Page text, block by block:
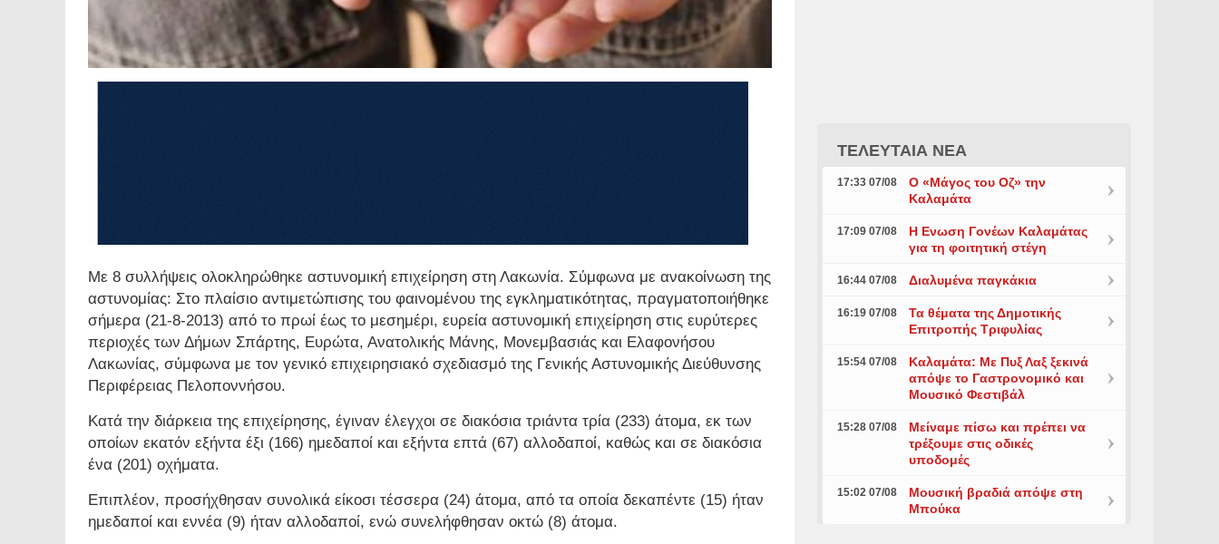
Με 8 συλλήψεις ολοκληρώθηκε αστυνομική επιχείρηση στη Λακωνία. Σύμφωνα με ανακοίνωση της
αστυνομίας: Στο πλαίσιο αντιμετώπισης του φαινομένου της εγκληματικότητας, πραγματοποιήθηκε
σήμερα (21-8-2013) από το πρωί έως το μεσημέρι, ευρεία αστυνομική επιχείρηση στις ευρύτερες
περιοχές των Δήμων Σπάρτης, Ευρώτα, Ανατολικής Μάνης, Μονεμβασιάς και Ελαφονήσου
Λακωνίας, σύμφωνα με τον γενικό επιχειρησιακό σχεδιασμό της Γενικής Αστυνομικής Διεύθυνσης
Περιφέρειας Πελοποννήσου.
Κατά την διάρκεια της επιχείρησης, έγιναν έλεγχοι σε διακόσια τριάντα τρία (233) άτομα, εκ των
οποίων εκατόν εξήντα έξι (166) ημεδαποί και εξήντα επτά (67) αλλοδαποί, καθώς και σε διακόσια
ένα (201) οχήματα.
Επιπλέον, προσήχθησαν συνολικά είκοσι τέσσερα (24) άτομα, από τα οποία δεκαπέντε (15) ήταν
ημεδαποί και εννέα (9) ήταν αλλοδαποί, ενώ συνελήφθησαν οκτώ (8) άτομα.
ΤΕΛΕΥΤΑΙΑ ΝΕΑ
17:33 07/08
Ο «Μάγος του Οζ» την
Καλαμάτα
17:09 07/08
Η Ενωση Γονέων Καλαμάτας
για τη φοιτητική στέγη
16:44 07/08 Διαλυμένα παγκάκια
16:19 07/08
Τα θέματα της Δημοτικής
Επιτροπής Τριφυλίας
15:54 07/08
Καλαμάτα: Με Πυξ Λαξ ξεκινά
απόψε το Γαστρονομικό και
Μουσικό Φεστιβάλ
15:28 07/08
Μείναμε πίσω και πρέπει να
τρέξουμε στις οδικές
υποδομές
15:02 07/08
Μουσική βραδιά απόψε στη
Μπούκα